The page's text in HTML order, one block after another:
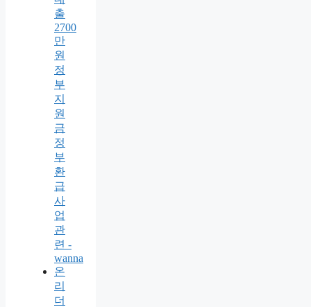
출
2700
만
원
정
부
지
원
금
정
부
환
급
사
업
관
련 -
wanna
온
리
더